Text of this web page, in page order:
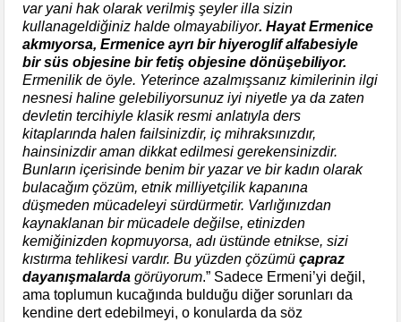
var yani hak olarak verilmiş şeyler illa sizin
kullanageldiğiniz halde olmayabiliyor. Hayat Ermenice
akmıyorsa, Ermenice ayrı bir hiyeroglif alfabesiyle
bir süs objesine bir fetiş objesine dönüşebiliyor.
Ermenilik de öyle. Yeterince azalmışsanız kimilerinin ilgi
nesnesi haline gelebiliyorsunuz iyi niyetle ya da zaten
devletin tercihiyle klasik resmi anlatıyla ders
kitaplarında halen failsinizdir, iç mihraksınızdır,
hainsinizdir aman dikkat edilmesi gerekensinizdir.
Bunların içerisinde benim bir yazar ve bir kadın olarak
bulacağım çözüm, etnik milliyetçilik kapanına
düşmeden mücadeleyi sürdürmetir. Varlığınızdan
kaynaklanan bir mücadele değilse, etinizden
kemiğinizden kopmuyorsa, adı üstünde etnikse, sizi
kıstırma tehlikesi vardır. Bu yüzden çözümüçapraz
dayanışmalarda görüyorum.” Sadece Ermeni’yi değil,
ama toplumun kucağında bulduğu diğer sorunları da
kendine dert edebilmeyi, o konularda da söz